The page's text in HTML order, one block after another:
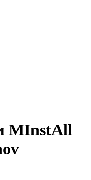
MInstAll